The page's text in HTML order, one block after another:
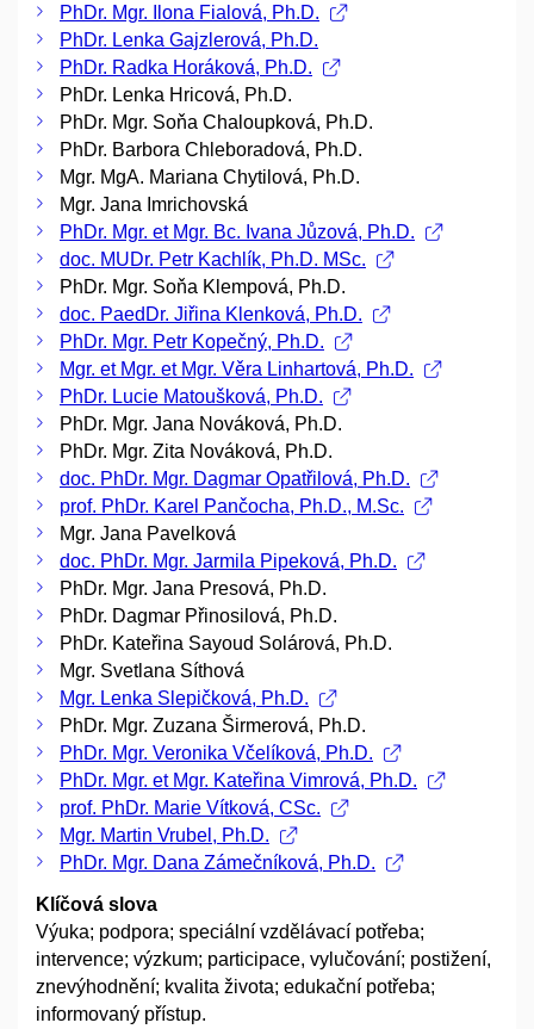
PhDr. Mgr. Ilona Fialová, Ph.D.
PhDr. Lenka Gajzlerová, Ph.D.
PhDr. Radka Horáková, Ph.D.
PhDr. Lenka Hricová, Ph.D.
PhDr. Mgr. Soňa Chaloupková, Ph.D.
PhDr. Barbora Chleboradová, Ph.D.
Mgr. MgA. Mariana Chytilová, Ph.D.
Mgr. Jana Imrichovská
PhDr. Mgr. et Mgr. Bc. Ivana Jůzová, Ph.D.
doc. MUDr. Petr Kachlík, Ph.D. MSc.
PhDr. Mgr. Soňa Klempová, Ph.D.
doc. PaedDr. Jiřina Klenková, Ph.D.
PhDr. Mgr. Petr Kopečný, Ph.D.
Mgr. et Mgr. et Mgr. Věra Linhartová, Ph.D.
PhDr. Lucie Matoušková, Ph.D.
PhDr. Mgr. Jana Nováková, Ph.D.
PhDr. Mgr. Zita Nováková, Ph.D.
doc. PhDr. Mgr. Dagmar Opatřilová, Ph.D.
prof. PhDr. Karel Pančocha, Ph.D., M.Sc.
Mgr. Jana Pavelková
doc. PhDr. Mgr. Jarmila Pipeková, Ph.D.
PhDr. Mgr. Jana Presová, Ph.D.
PhDr. Dagmar Přinosilová, Ph.D.
PhDr. Kateřina Sayoud Solárová, Ph.D.
Mgr. Svetlana Síthová
Mgr. Lenka Slepičková, Ph.D.
PhDr. Mgr. Zuzana Širmerová, Ph.D.
PhDr. Mgr. Veronika Včelíková, Ph.D.
PhDr. Mgr. et Mgr. Kateřina Vimrová, Ph.D.
prof. PhDr. Marie Vítková, CSc.
Mgr. Martin Vrubel, Ph.D.
PhDr. Mgr. Dana Zámečníková, Ph.D.
Klíčová slova
Výuka; podpora; speciální vzdělávací potřeba;
intervence; výzkum; participace, vylučování; postižení,
znevýhodnění; kvalita života; edukační potřeba;
informovaný přístup.